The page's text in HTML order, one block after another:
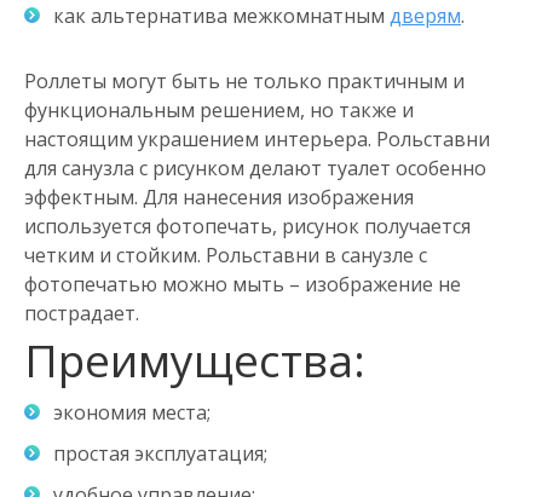
как альтернатива межкомнатным дверям.
Роллеты могут быть не только практичным и
функциональным решением, но также и
настоящим украшением интерьера. Рольставни
для санузла с рисунком делают туалет особенно
эффектным. Для нанесения изображения
используется фотопечать, рисунок получается
четким и стойким. Рольставни в санузле с
фотопечатью можно мыть – изображение не
пострадает.
Преимущества:
экономия места;
простая эксплуатация;